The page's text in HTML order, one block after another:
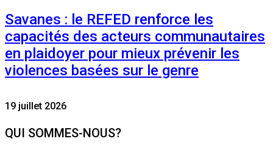
Savanes : le REFED renforce les
capacités des acteurs communautaires
en plaidoyer pour mieux prévenir les
violences basées sur le genre
19 juillet 2026
QUI SOMMES-NOUS?